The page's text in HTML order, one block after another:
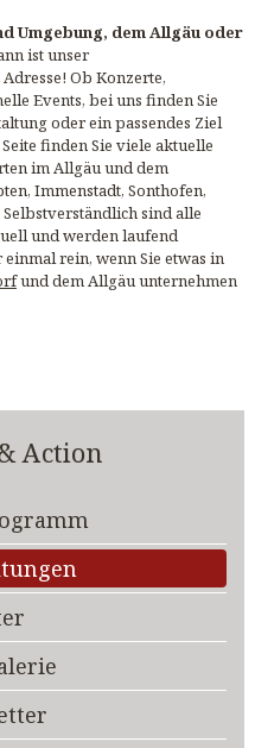
Umgebung, dem Allgäu oder
ist unser
Ob Konzerte,
Events, bei uns finden Sie
oder ein passendes Ziel
finden Sie viele aktuelle
im Allgäu und dem
Immenstadt, Sonthofen,
sind alle
und werden laufend
rein, wenn Sie etwas in
und dem Allgäu unternehmen
Action